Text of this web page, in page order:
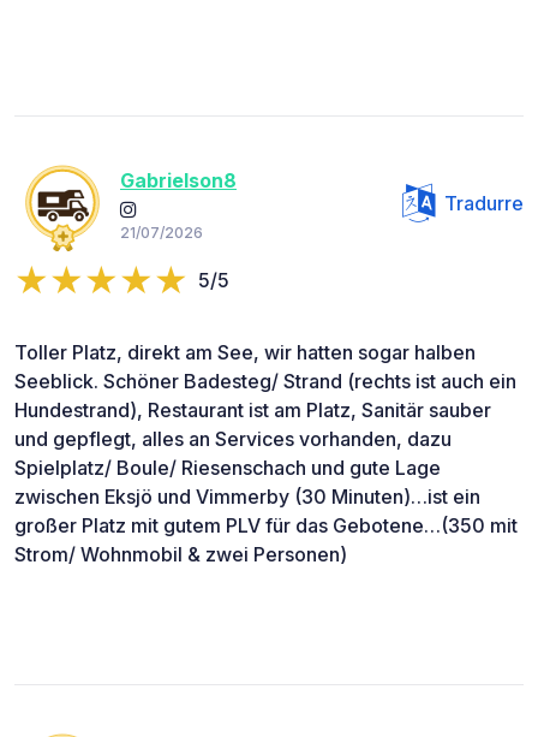
Gabrielson8
21/07/2026
Tradurre
5/5
Toller Platz, direkt am See, wir hatten sogar halben
Seeblick. Schöner Badesteg/ Strand (rechts ist auch ein
Hundestrand), Restaurant ist am Platz, Sanitär sauber
und gepflegt, alles an Services vorhanden, dazu
Spielplatz/ Boule/ Riesenschach und gute Lage
zwischen Eksjö und Vimmerby (30 Minuten)…ist ein
großer Platz mit gutem PLV für das Gebotene…(350 mit
Strom/ Wohnmobil & zwei Personen)